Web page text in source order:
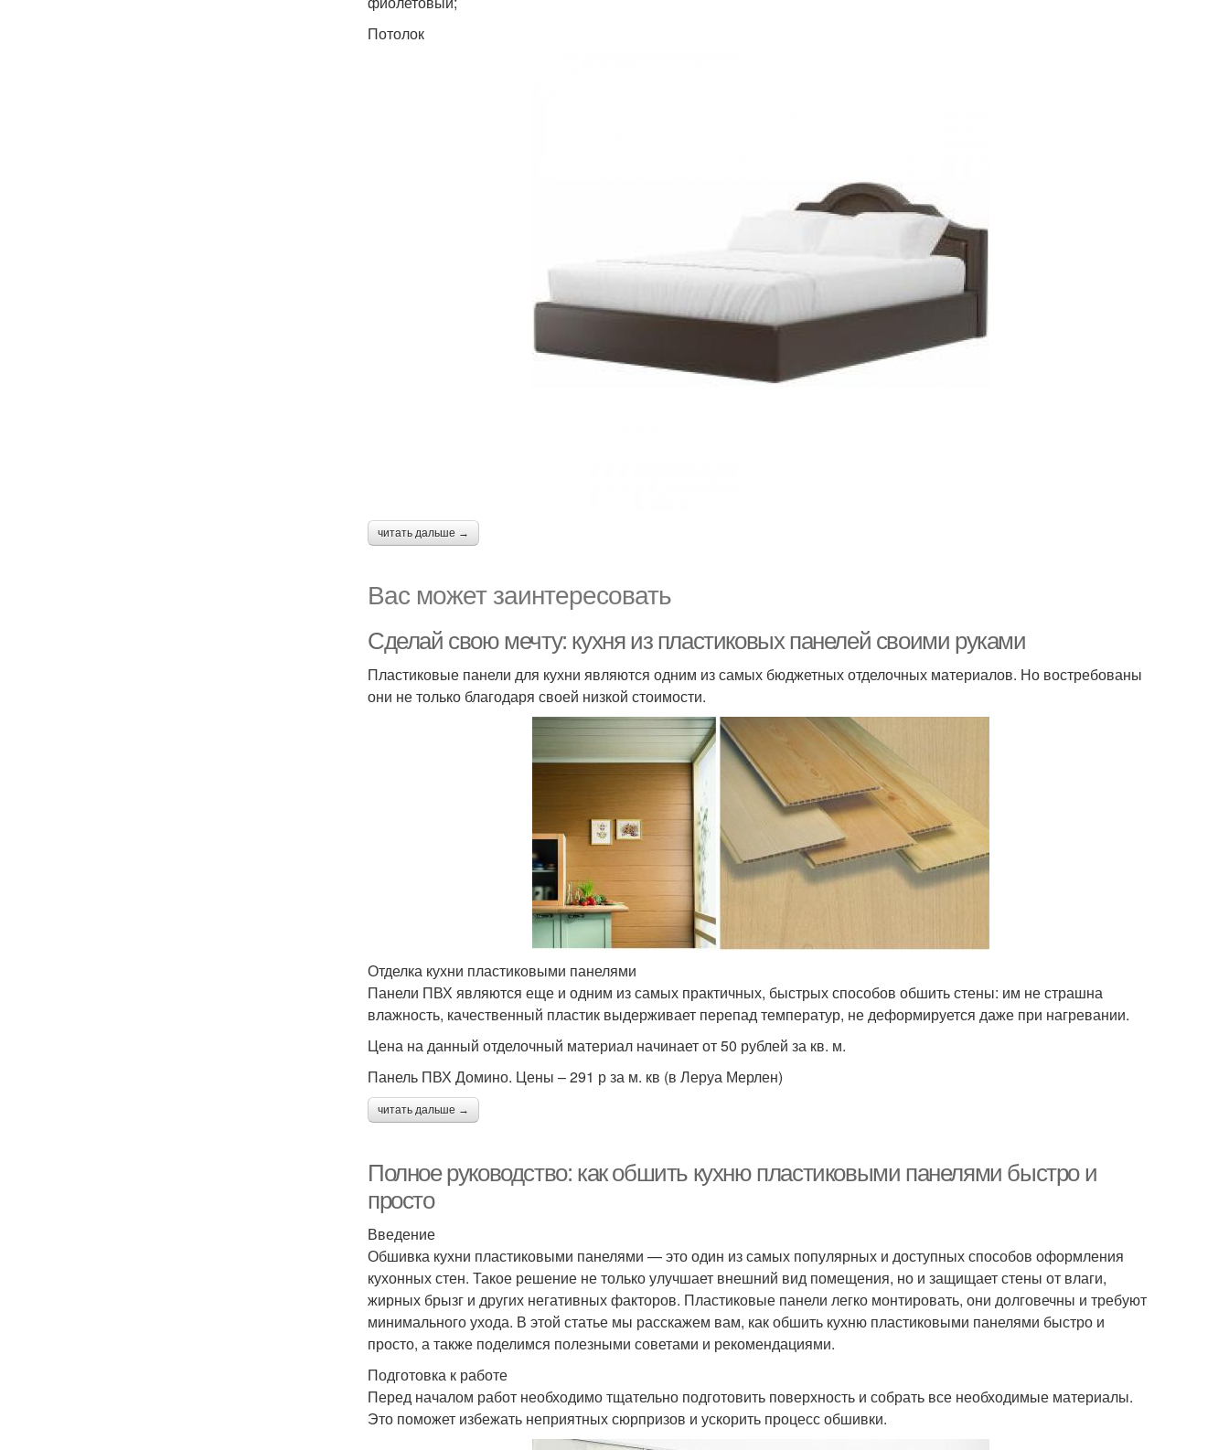
Потолок
читать дальше →
Вас может заинтересовать
Сделай свою мечту: кухня из пластиковых панелей своими руками
Пластиковые панели для кухни являются одним из самых бюджетных отделочных материалов. Но востребованы
они не только благодаря своей низкой стоимости.
Отделка кухни пластиковыми панелями
Панели ПВХ являются еще и одним из самых практичных, быстрых способов обшить стены: им не страшна
влажность, качественный пластик выдерживает перепад температур, не деформируется даже при нагревании.
Цена на данный отделочный материал начинает от 50 рублей за кв. м.
Панель ПВХ Домино. Цены – 291 р за м. кв (в Леруа Мерлен)
читать дальше →
Полное руководство: как обшить кухню пластиковыми панелями быстро и
просто
Введение
Обшивка кухни пластиковыми панелями — это один из самых популярных и доступных способов оформления
кухонных стен. Такое решение не только улучшает внешний вид помещения, но и защищает стены от влаги,
жирных брызг и других негативных факторов. Пластиковые панели легко монтировать, они долговечны и требуют
минимального ухода. В этой статье мы расскажем вам, как обшить кухню пластиковыми панелями быстро и
просто, а также поделимся полезными советами и рекомендациями.
Подготовка к работе
Перед началом работ необходимо тщательно подготовить поверхность и собрать все необходимые материалы.
Это поможет избежать неприятных сюрпризов и ускорить процесс обшивки.